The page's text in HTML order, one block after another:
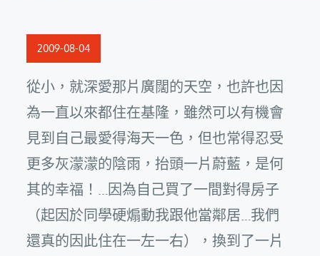
Posted
2009-08-04
從小，就深愛那片廣闊的天空，也許也因
為一直以來都住在基隆，雖然可以有機會
見到自己最愛得海天一色，但也常得忍受
更多灰濛濛的陰雨，抬頭一片蔚藍，是何
其的幸福！…因為自己買了一間對得房子
（起因於同學硬煽動我跟他當鄰居…我們
還真的因此住在一左一右），換到了一片